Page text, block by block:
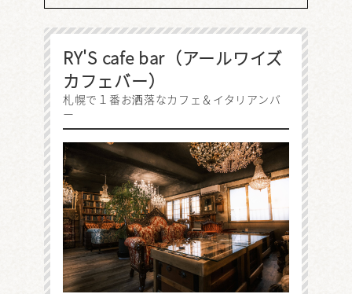
RY'S cafe bar（アールワイズ
カフェバー）
札幌で１番お洒落なカフェ＆イタリアンバ
ー